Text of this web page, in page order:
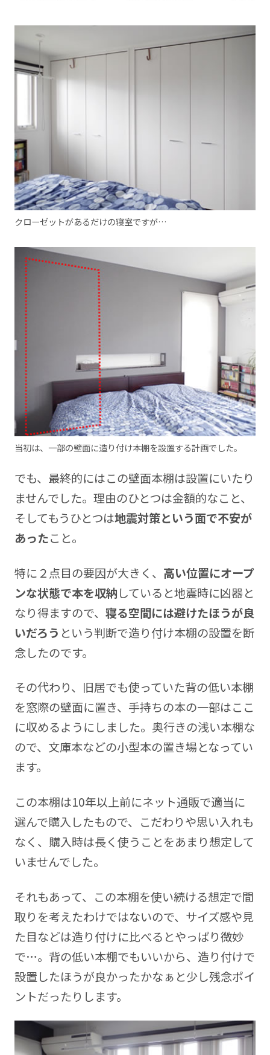
クローゼットがあるだけの寝室ですが…
当初は、一部の壁面に造り付け本棚を設置する計画でした。
でも、最終的にはこの壁面本棚は設置にいたり
ませんでした。理由のひとつは金額的なこと、
そしてもうひとつは地震対策という面で不安が
あったこと。
特に２点目の要因が大きく、 高い位置にオープ
ンな状態で本を収納していると地震時に凶器と
なり得ますので、 寝る空間には避けたほうが良
いだろう という判断で造り付け本棚の設置を断
念したのです。
その代わり、旧居でも使っていた背の低い本棚
を窓際の壁面に置き、手持ちの本の一部はここ
に収めるようにしました。奥行きの浅い本棚な
ので、文庫本などの小型本の置き場となってい
ます。
この本棚は10年以上前にネット通販で適当に
選んで購入したもので、こだわりや思い入れも
なく、購入時は長く使うことをあまり想定して
いませんでした。
それもあって、この本棚を使い続ける想定で間
取りを考えたわけではないので、サイズ感や見
た目などは造り付けに比べるとやっぱり微妙
で…。背の低い本棚でもいいから、造り付けで
設置したほうが良かったかなぁと少し残念ポイ
ントだったりします。